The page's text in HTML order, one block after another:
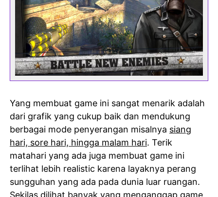
Yang membuat game ini sangat menarik adalah
dari grafik yang cukup baik dan mendukung
berbagai mode penyerangan misalnya siang
hari, sore hari, hingga malam hari. Terik
matahari yang ada juga membuat game ini
terlihat lebih realistic karena layaknya perang
sungguhan yang ada pada dunia luar ruangan.
Sekilas dilihat banyak yang menganggap game